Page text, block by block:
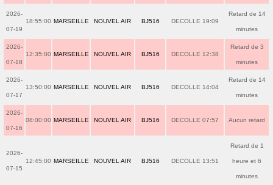
2026-
07-19
18:55:00 MARSEILLE NOUVEL AIR BJ516 DECOLLE 19:09
Retard de 14
minutes
2026-
07-18
12:35:00 MARSEILLE NOUVEL AIR BJ516 DECOLLE 12:38
Retard de 3
minutes
2026-
07-17
13:50:00 MARSEILLE NOUVEL AIR BJ516 DECOLLE 14:04
Retard de 14
minutes
2026-
07-16
08:00:00 MARSEILLE NOUVEL AIR BJ516 DECOLLE 07:57 Aucun retard
2026-
07-15
12:45:00 MARSEILLE NOUVEL AIR BJ516 DECOLLE 13:51
Retard de 1
heure et 6
minutes